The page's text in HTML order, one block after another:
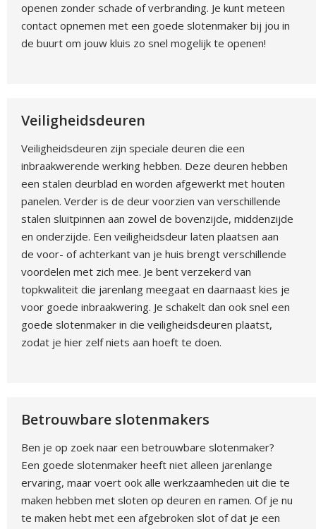
openen zonder schade of verbranding. Je kunt meteen
contact opnemen met een goede slotenmaker bij jou in
de buurt om jouw kluis zo snel mogelijk te openen!
Veiligheidsdeuren
Veiligheidsdeuren zijn speciale deuren die een
inbraakwerende werking hebben. Deze deuren hebben
een stalen deurblad en worden afgewerkt met houten
panelen. Verder is de deur voorzien van verschillende
stalen sluitpinnen aan zowel de bovenzijde, middenzijde
en onderzijde. Een veiligheidsdeur laten plaatsen aan
de voor- of achterkant van je huis brengt verschillende
voordelen met zich mee. Je bent verzekerd van
topkwaliteit die jarenlang meegaat en daarnaast kies je
voor goede inbraakwering. Je schakelt dan ook snel een
goede slotenmaker in die veiligheidsdeuren plaatst,
zodat je hier zelf niets aan hoeft te doen.
Betrouwbare slotenmakers
Ben je op zoek naar een betrouwbare slotenmaker?
Een goede slotenmaker heeft niet alleen jarenlange
ervaring, maar voert ook alle werkzaamheden uit die te
maken hebben met sloten op deuren en ramen. Of je nu
te maken hebt met een afgebroken slot of dat je een